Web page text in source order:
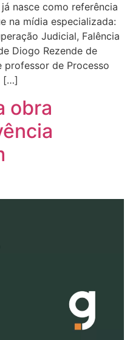
nasce como referência
na mídia especializada:
Judicial, Falência
Diogo Rezende de
de Processo
[…]
obra